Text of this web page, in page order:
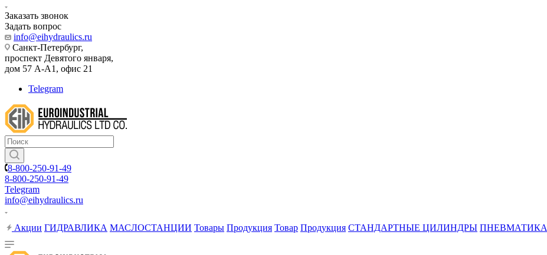
Заказать звонок
Задать вопрос
info@eihydraulics.ru
Санкт-Петербург,
проспект Девятого января,
дом 57 А-А1, офис 21
Telegram
8-800-250-91-49
8-800-250-91-49
Telegram
info@eihydraulics.ru
Акции ГИДРАВЛИКА МАСЛОСТАНЦИИ Товары Продукция Товар Продукция СТАНДАРТНЫЕ ЦИЛИНДРЫ ПНЕВМАТИКА